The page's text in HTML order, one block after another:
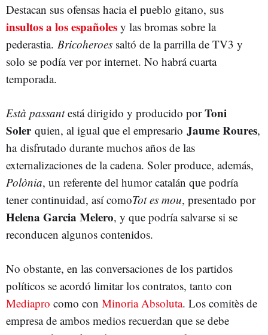
Destacan sus ofensas hacia el pueblo gitano, sus
insultos a los españoles y las bromas sobre la
pederastia. Bricoheroes saltó de la parrilla de TV3 y
solo se podía ver por internet. No habrá cuarta
temporada.
Està passantestá dirigido y producido porToni
Solerquien, al igual que el empresario Jaume Roures,
ha disfrutado durante muchos años de las
externalizaciones de la cadena. Soler produce, además,
Polònia, un referente del humor catalán que podría
tener continuidad, así comoTot es mou, presentado por
Helena Garcia Melero, y que podría salvarse si se
reconducen algunos contenidos.
No obstante, en las conversaciones de los partidos
políticos se acordó limitar los contratos, tanto con
Mediapro como con Minoria Absoluta. Los comitès de
empresa de ambos medios recuerdan que se debe